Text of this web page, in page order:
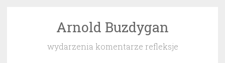
Arnold Buzdygan
wydarzenia komentarze refleksje